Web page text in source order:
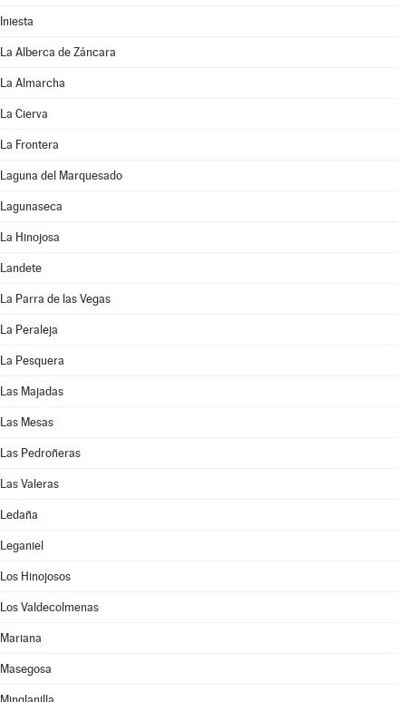
Iniesta
La Alberca de Záncara
La Almarcha
La Cierva
La Frontera
Laguna del Marquesado
Lagunaseca
La Hinojosa
Landete
La Parra de las Vegas
La Peraleja
La Pesquera
Las Majadas
Las Mesas
Las Pedroñeras
Las Valeras
Ledaña
Leganiel
Los Hinojosos
Los Valdecolmenas
Mariana
Masegosa